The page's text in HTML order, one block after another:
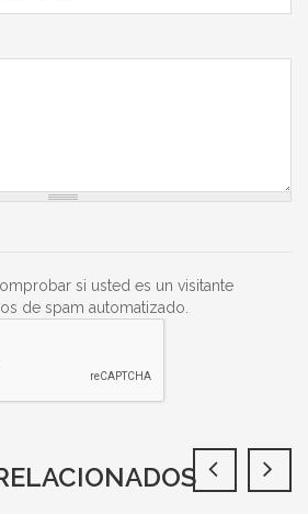
si usted es un visitante
de spam automatizado.